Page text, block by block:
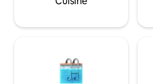
passent occasionnellement.